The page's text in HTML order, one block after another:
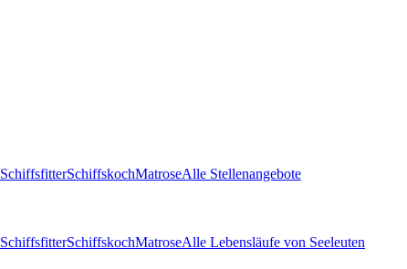
SchiffsfitterSchiffskochMatroseAlle Stellenangebote
SchiffsfitterSchiffskochMatroseAlle Lebensläufe von Seeleuten